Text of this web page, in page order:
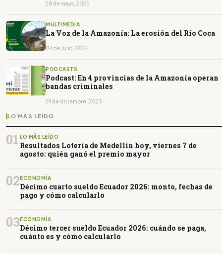
28 de mayo, 2025
MULTIMEDIA
La Voz de la Amazonía: La erosión del Río Coca
04 de julio, 2024
PODCASTS
Podcast: En 4 provincias de la Amazonía operan
bandas criminales
29 de diciembre, 2023
LO MÁS LEÍDO
01 LO MÁS LEÍDO
Resultados Lotería de Medellín hoy, viernes 7 de
agosto: quién ganó el premio mayor
02 ECONOMÍA
Décimo cuarto sueldo Ecuador 2026: monto, fechas de
pago y cómo calcularlo
03ECONOMÍA
Décimo tercer sueldo Ecuador 2026: cuándo se paga,
cuánto es y cómo calcularlo